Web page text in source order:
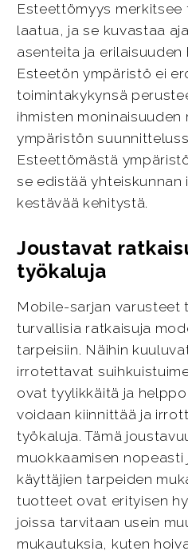
Esteettömyys
laatua, ja se kuvastaa
asenteita ja
Esteetön ympäristö ei
toimintakykynsä
ihmisten moninaisuuden
ympäristön
Esteettömästä
se edistää yhteiskunnan
kestävää kehitystä.
Joustavat
työkaluja
Mobile-sarjan varusteet
turvallisia ratkaisuja
tarpeisiin. Näihin
irrotettavat
ovat tyylikkäitä ja
voidaan kiinnittää ja
työkaluja. Tämä
muokkaamisen
käyttäjien tarpeiden
tuotteet ovat erityisen
joissa tarvitaan usein
mukautuksia, kuten